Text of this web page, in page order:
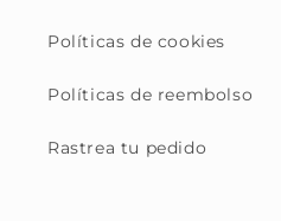
Políticas de cookies
Políticas de reembolso
Rastrea tu pedido